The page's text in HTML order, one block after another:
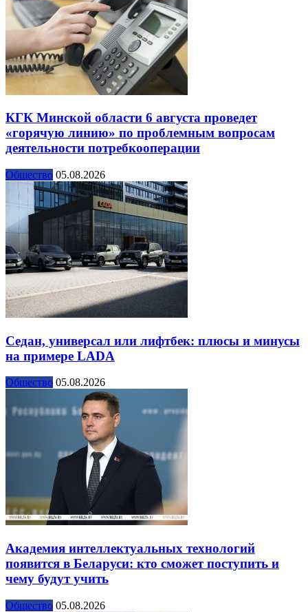
КГК Минской области 6 августа проведет
«горячую линию» по проблемным вопросам
деятельности потребкооперации
Общество 05.08.2026
Седан, универсал или лифтбек: плюсы и минусы
на примере LADA
Общество 05.08.2026
Академия интеллектуальных технологий
появится в Беларуси: кто сможет поступить и
чему будут учить
Общество 05.08.2026